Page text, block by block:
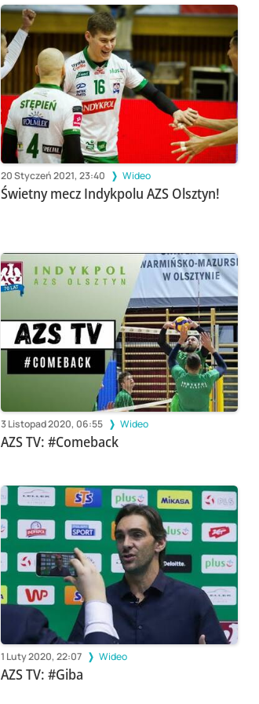
20 Styczeń 2021, 23:40 Wideo
Świetny mecz Indykpolu AZS Olsztyn!
3 Listopad 2020, 06:55 Wideo
AZS TV: #Comeback
1 Luty 2020, 22:07 Wideo
AZS TV: #Giba